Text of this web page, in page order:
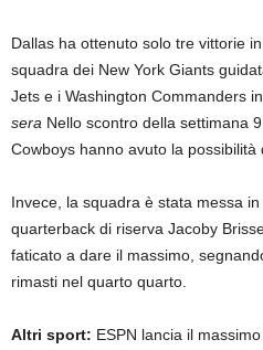
Dallas ha ottenuto solo tre vittorie
squadra dei New York Giants
Jets e i Washington Commanders
sera Nello scontro della settimana
Cowboys hanno avuto la possibilità
Invece, la squadra è stata messa
quarterback di riserva Jacoby
faticato a dare il massimo,
rimasti nel quarto quarto.
Altri sport: ESPN lancia il